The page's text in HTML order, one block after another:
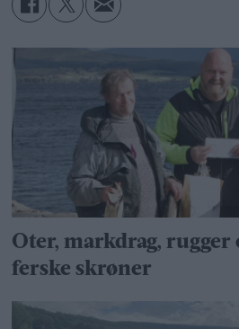
Oter, markdrag, rugger
ferske skrøner